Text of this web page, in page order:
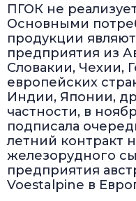
ПГОК не
Основными
продукции
предприятия из
Словакии, Чехии,
европейских
Индии, Японии,
частности, в
подписала
летний контракт
железорудного
предприятия
Voestalpine в